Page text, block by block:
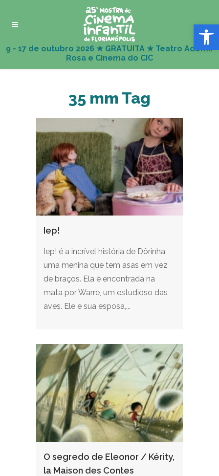
Abrir
35 mm Tag
Iep!
Iep! é a incrível história de Dôrinha,
uma menina que tem asas em vez
de braços. Ela é encontrada na
mata por Warre, um estudioso das
aves. Ele e sua esposa,...
O segredo de Eleonor / Kérity,
la Maison des Contes